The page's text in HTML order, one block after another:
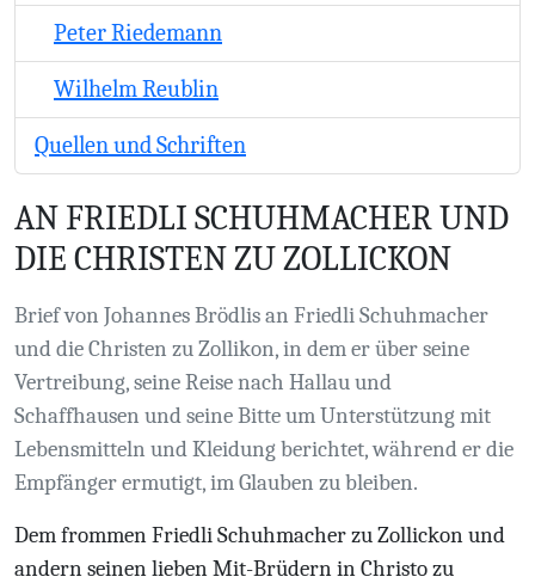
Peter Riedemann
Wilhelm Reublin
Quellen und Schriften
AN FRIEDLI SCHUHMACHER UND
DIE CHRISTEN ZU ZOLLICKON
Brief von Johannes Brödlis an Friedli Schuhmacher
und die Christen zu Zollikon, in dem er über seine
Vertreibung, seine Reise nach Hallau und
Schaffhausen und seine Bitte um Unterstützung mit
Lebensmitteln und Kleidung berichtet, während er die
Empfänger ermutigt, im Glauben zu bleiben.
Dem frommen Friedli Schuhmacher zu Zollickon und
andern seinen lieben Mit-Brüdern in Christo zu